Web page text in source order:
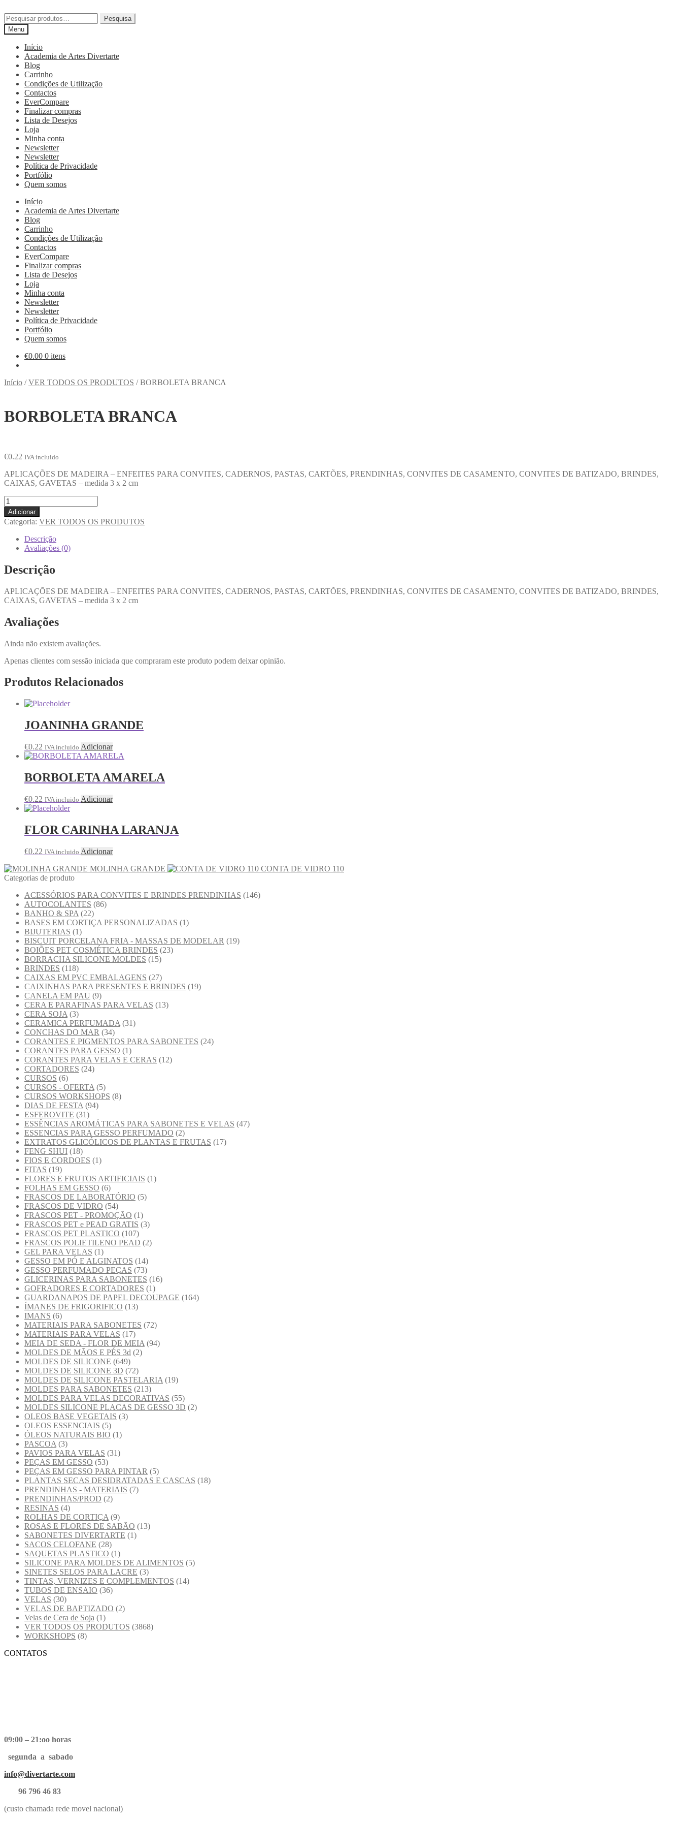
Pesquisa
Menu
Início
Academia de Artes Divertarte
Blog
Carrinho
Condições de Utilização
Contactos
EverCompare
Finalizar compras
Lista de Desejos
Loja
Minha conta
Newsletter
Newsletter
Política de Privacidade
Portfólio
Quem somos
Início
Academia de Artes Divertarte
Blog
Carrinho
Condições de Utilização
Contactos
EverCompare
Finalizar compras
Lista de Desejos
Loja
Minha conta
Newsletter
Newsletter
Política de Privacidade
Portfólio
Quem somos
€0.00 0 itens
Início /VER TODOS OS PRODUTOS /BORBOLETA BRANCA
BORBOLETA BRANCA
€0.22 IVA incluido
APLICAÇÕES DE MADEIRA – ENFEITES PARA CONVITES, CADERNOS, PASTAS, CARTÕES, PRENDINHAS, CONVITES DE CASAMENTO, CONVITES DE BATIZADO, BRINDES,
CAIXAS, GAVETAS – medida 3 x 2 cm
Adicionar
Categoria: VER TODOS OS PRODUTOS
Descrição
Avaliações (0)
Descrição
APLICAÇÕES DE MADEIRA – ENFEITES PARA CONVITES, CADERNOS, PASTAS, CARTÕES, PRENDINHAS, CONVITES DE CASAMENTO, CONVITES DE BATIZADO, BRINDES,
CAIXAS, GAVETAS – medida 3 x 2 cm
Avaliações
Ainda não existem avaliações.
Apenas clientes com sessão iniciada que compraram este produto podem deixar opinião.
Produtos Relacionados
JOANINHA GRANDE
€0.22 IVA incluido Adicionar
BORBOLETA AMARELA
€0.22 IVA incluido Adicionar
FLOR CARINHA LARANJA
€0.22 IVA incluido Adicionar
MOLINHA GRANDE
CONTA DE VIDRO 110
Categorias de produto
ACESSÓRIOS PARA CONVITES E BRINDES PRENDINHAS (146)
AUTOCOLANTES (86)
BANHO & SPA (22)
BASES EM CORTIÇA PERSONALIZADAS (1)
BIJUTERIAS (1)
BISCUIT PORCELANA FRIA - MASSAS DE MODELAR (19)
BOIÕES PET COSMÉTICA BRINDES (23)
BORRACHA SILICONE MOLDES (15)
BRINDES (118)
CAIXAS EM PVC EMBALAGENS (27)
CAIXINHAS PARA PRESENTES E BRINDES (19)
CANELA EM PAU (9)
CERA E PARAFINAS PARA VELAS (13)
CERA SOJA (3)
CERAMICA PERFUMADA (31)
CONCHAS DO MAR (34)
CORANTES E PIGMENTOS PARA SABONETES (24)
CORANTES PARA GESSO (1)
CORANTES PARA VELAS E CERAS (12)
CORTADORES (24)
CURSOS (6)
CURSOS - OFERTA (5)
CURSOS WORKSHOPS (8)
DIAS DE FESTA (94)
ESFEROVITE (31)
ESSÊNCIAS AROMÁTICAS PARA SABONETES E VELAS (47)
ESSENCIAS PARA GESSO PERFUMADO (2)
EXTRATOS GLICÓLICOS DE PLANTAS E FRUTAS (17)
FENG SHUI (18)
FIOS E CORDOES (1)
FITAS (19)
FLORES E FRUTOS ARTIFICIAIS (1)
FOLHAS EM GESSO (6)
FRASCOS DE LABORATÓRIO (5)
FRASCOS DE VIDRO (54)
FRASCOS PET - PROMOÇÃO (1)
FRASCOS PET e PEAD GRATIS (3)
FRASCOS PET PLASTICO (107)
FRASCOS POLIETILENO PEAD (2)
GEL PARA VELAS (1)
GESSO EM PÓ E ALGINATOS (14)
GESSO PERFUMADO PEÇAS (73)
GLICERINAS PARA SABONETES (16)
GOFRADORES E CORTADORES (1)
GUARDANAPOS DE PAPEL DECOUPAGE (164)
ÍMANES DE FRIGORIFICO (13)
IMANS (6)
MATERIAIS PARA SABONETES (72)
MATERIAIS PARA VELAS (17)
MEIA DE SEDA - FLOR DE MEIA (94)
MOLDES DE MÃOS E PÉS 3d (2)
MOLDES DE SILICONE (649)
MOLDES DE SILICONE 3D (72)
MOLDES DE SILICONE PASTELARIA (19)
MOLDES PARA SABONETES (213)
MOLDES PARA VELAS DECORATIVAS (55)
MOLDES SILICONE PLACAS DE GESSO 3D (2)
OLEOS BASE VEGETAIS (3)
OLEOS ESSENCIAIS (5)
ÓLEOS NATURAIS BIO (1)
PASCOA (3)
PAVIOS PARA VELAS (31)
PEÇAS EM GESSO (53)
PEÇAS EM GESSO PARA PINTAR (5)
PLANTAS SECAS DESIDRATADAS E CASCAS (18)
PRENDINHAS - MATERIAIS (7)
PRENDINHAS/PROD (2)
RESINAS (4)
ROLHAS DE CORTIÇA (9)
ROSAS E FLORES DE SABÃO (13)
SABONETES DIVERTARTE (1)
SACOS CELOFANE (28)
SAQUETAS PLASTICO (1)
SILICONE PARA MOLDES DE ALIMENTOS (5)
SINETES SELOS PARA LACRE (3)
TINTAS, VERNIZES E COMPLEMENTOS (14)
TUBOS DE ENSAIO (36)
VELAS (30)
VELAS DE BAPTIZADO (2)
Velas de Cera de Soja (1)
VER TODOS OS PRODUTOS (3868)
WORKSHOPS (8)
CONTATOS
09:00 – 21:oo horas
segunda a sabado
info@divertarte.com
96 796 46 83
(custo chamada rede movel nacional)